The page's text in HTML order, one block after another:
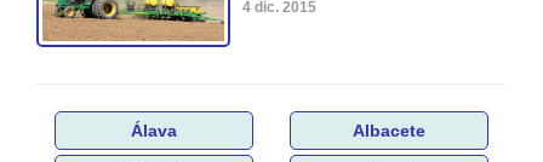
4 dic. 2015
Álava Albacete